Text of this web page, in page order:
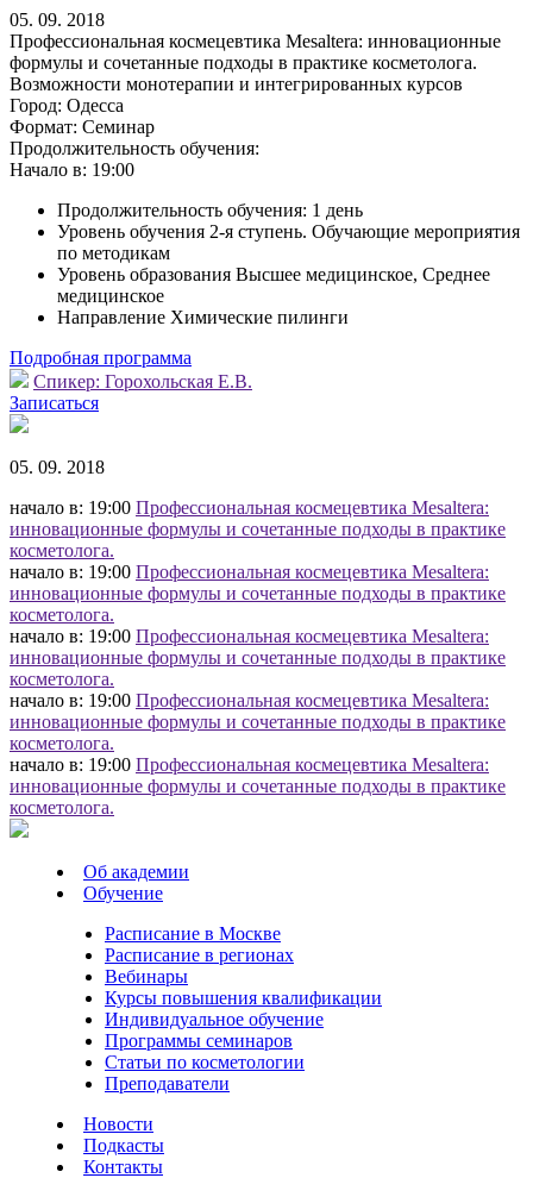
05. 09. 2018
Профессиональная космецевтика Mesaltera: инновационные
формулы и сочетанные подходы в практике косметолога.
Возможности монотерапии и интегрированных курсов
Город: Одесса
Формат: Семинар
Продолжительность обучения:
Начало в: 19:00
Продолжительность обучения: 1 день
Уровень обучения 2-я ступень. Обучающие мероприятия
по методикам
Уровень образования Высшее медицинское, Среднее
медицинское
Направление Химические пилинги
Подробная программа
Спикер: Горохольская Е.В.
Записаться
05. 09. 2018
начало в: 19:00 Профессиональная космецевтика Mesaltera:
инновационные формулы и сочетанные подходы в практике
косметолога.
начало в: 19:00 Профессиональная космецевтика Mesaltera:
инновационные формулы и сочетанные подходы в практике
косметолога.
начало в: 19:00 Профессиональная космецевтика Mesaltera:
инновационные формулы и сочетанные подходы в практике
косметолога.
начало в: 19:00 Профессиональная космецевтика Mesaltera:
инновационные формулы и сочетанные подходы в практике
косметолога.
начало в: 19:00 Профессиональная космецевтика Mesaltera:
инновационные формулы и сочетанные подходы в практике
косметолога.
Об академии
Обучение
Расписание в Москве
Расписание в регионах
Вебинары
Курсы повышения квалификации
Индивидуальное обучение
Программы семинаров
Статьи по косметологии
Преподаватели
Новости
Подкасты
Контакты